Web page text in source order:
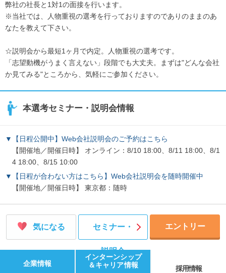
弊社の社長と1対1の面接を行います。
※当社では、人物重視の選考を行っておりますのでありのままのあ
なたを教えて下さい。
☆説明会から最短1ヶ月で内定。人物重視の選考です。
「志望動機がうまく言えない」段階でも大丈夫。まずは"どんな会社
か見てみる"ところから、気軽にご参加ください。
本選考セミナー・説明会情報
▼【日程公開中】Web会社説明会のご予約はこちら
【開催地／開催日時】 オンライン：8/10 18:00、8/11 18:00、8/1
4 18:00、8/15 10:00
▼【日程が合わない方はこちら】Web会社説明会を随時開催中
【開催地／開催日時】 東京都：随時
気になる セミナー・
説明会
エントリー
企業情報
インターンシップ
＆キャリア情報
採用情報